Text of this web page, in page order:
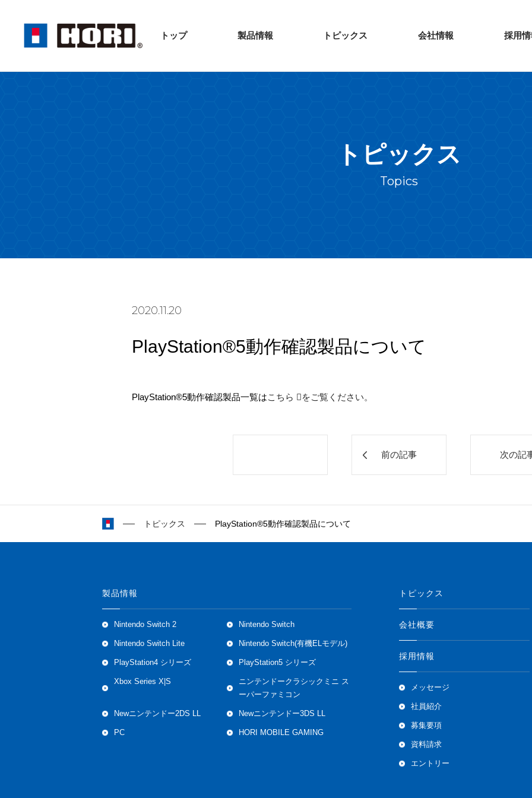
トップ 製品情報 トピックス 会社情報 採用
トピックス
Topics
2020.11.20
PlayStation®5動作確認製品について
PlayStation®5動作確認製品一覧はこちら をご覧ください。
前の記事 次の記
トピックス PlayStation®5動作確認製品について
製品情報
Nintendo Switch 2 Nintendo Switch
Nintendo Switch Lite Nintendo Switch(有機ELモデル)
PlayStation4 シリーズ PlayStation5 シリーズ
Xbox Series X|S
ニンテンドークラシックミニ ス
ーパーファミコン
Newニンテンドー2DS LL Newニンテンドー3DS LL
PC HORI MOBILE GAMING
トピックス
会社概要
採用情報
メッセージ
社員紹介
募集要項
資料請求
エントリー